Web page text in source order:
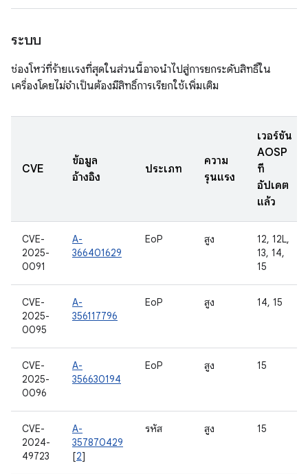
ระบบ
ช่องโหว่ที่ร้ายแรงที่สุดในส่วนนี้อาจนำไปสู่การยกระดับสิทธิ์ใน
เครื่องโดยไม่จำเป็นต้องมีสิทธิ์การเรียกใช้เพิ่มเติม
CVE
ข้อมูล
อ้างอิง
ประเภท
ความ
รุนแรง
เวอร์ชัน
AOSP
ที่
อัปเดต
แล้ว
CVE-
2025-
0091
A-
366401629
EoP สูง
12, 12L,
13, 14,
15
CVE-
2025-
0095
A-
356117796
EoP สูง 14, 15
CVE-
2025-
0096
A-
356630194
EoP สูง 15
CVE-
2024-
49723
A-
357870429
[2]
รหัส สูง 15